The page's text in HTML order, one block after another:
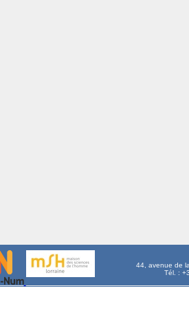
44, avenue de
Tél. :